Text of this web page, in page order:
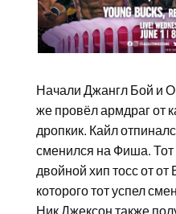
Начали Джангл Бой и
же провёл армдраг от
дропкик. Кайл
сменился на Фиша. Тот
двойной хип тосс от от
которого тот успел
Ник Джексон также